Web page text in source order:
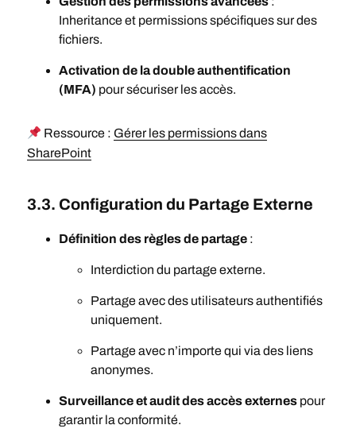
Inheritance et permissions spécifiques sur des
fichiers.
Activation de la double authentification
(MFA) pour sécuriser les accès.
Ressource : Gérer les permissions dans
SharePoint
3.3. Configuration du Partage Externe
Définition des règles de partage:
Interdiction du partage externe.
Partage avec des utilisateurs authentifiés
uniquement.
Partage avec n’importe qui via des liens
anonymes.
Surveillance et audit des accès externespour
garantir la conformité.